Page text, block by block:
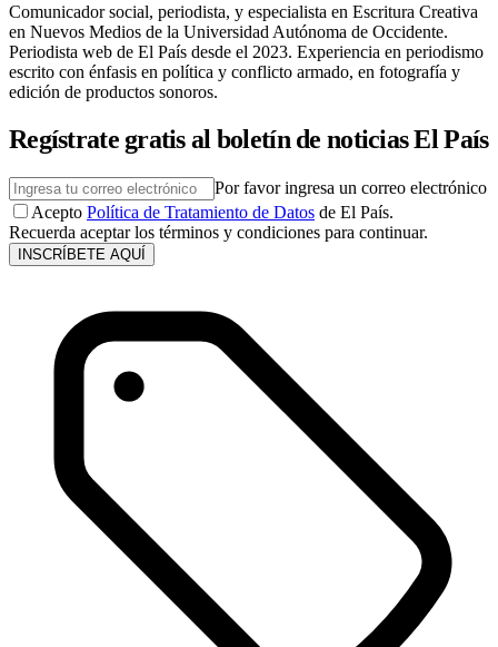
Comunicador social, periodista, y especialista en Escritura Creativa
en Nuevos Medios de la Universidad Autónoma de Occidente.
Periodista web de El País desde el 2023. Experiencia en periodismo
escrito con énfasis en política y conflicto armado, en fotografía y
edición de productos sonoros.
Regístrate gratis al boletín de noticias El País
Por favor ingresa un correo electrónico
Acepto Política de Tratamiento de Datos de El País.
Recuerda aceptar los términos y condiciones para continuar.
INSCRÍBETE AQUÍ